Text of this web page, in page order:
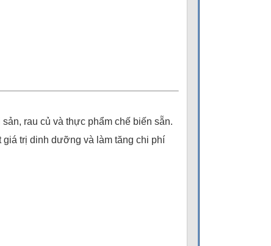
rau củ và thực phẩm chế biến sẵn.
trị dinh dưỡng và làm tăng chi phí